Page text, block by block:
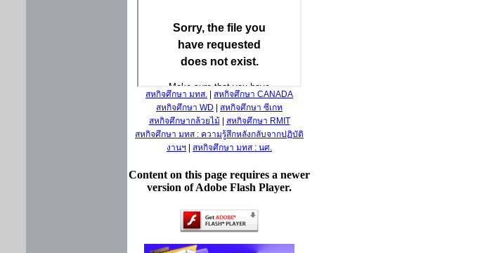
สหกิจศึกษา มทส.
สหกิจศึกษา CANADA
สหกิจศึกษา WD
สหกิจศึกษา ซีเกท
สหกิจศึกษากล้วยไม้
สหกิจศึกษา RMIT
สหกิจศึกษา มทส : ความรู้สึกหลังกลับจากปฏิบัติ
งานฯ
สหกิจศึกษา มทส : นศ.
Content on this page requires a newer
version of Adobe Flash Player.